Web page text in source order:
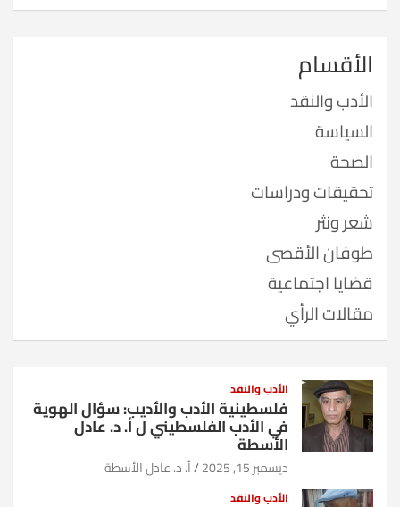
الأقسام
الأدب والنقد
السياسة
الصحة
تحقيقات ودراسات
شعر ونثر
طوفان الأقصى
قضايا اجتماعية
مقالات الرأي
الأدب والنقد
فلسطينية الأدب والأديب: سؤال الهوية
في الأدب الفلسطيني ل أ. د. عادل
الأسطة
ديسمبر 15, 2025 أ. د. عادل الأسطة
الأدب والنقد